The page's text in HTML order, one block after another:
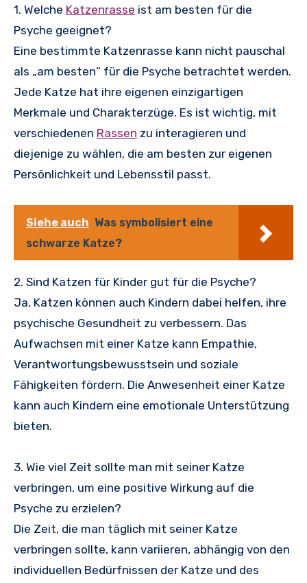
1. Welche Katzenrasse ist am besten für die
Psyche geeignet?
Eine bestimmte Katzenrasse kann nicht pauschal
als „am besten“ für die Psyche betrachtet werden.
Jede Katze hat ihre eigenen einzigartigen
Merkmale und Charakterzüge. Es ist wichtig, mit
verschiedenen Rassen zu interagieren und
diejenige zu wählen, die am besten zur eigenen
Persönlichkeit und Lebensstil passt.
Siehe auch Was symbolisiert eine
schwarze Katze?
2. Sind Katzen für Kinder gut für die Psyche?
Ja, Katzen können auch Kindern dabei helfen, ihre
psychische Gesundheit zu verbessern. Das
Aufwachsen mit einer Katze kann Empathie,
Verantwortungsbewusstsein und soziale
Fähigkeiten fördern. Die Anwesenheit einer Katze
kann auch Kindern eine emotionale Unterstützung
bieten.
3. Wie viel Zeit sollte man mit seiner Katze
verbringen, um eine positive Wirkung auf die
Psyche zu erzielen?
Die Zeit, die man täglich mit seiner Katze
verbringen sollte, kann variieren, abhängig von den
individuellen Bedürfnissen der Katze und des